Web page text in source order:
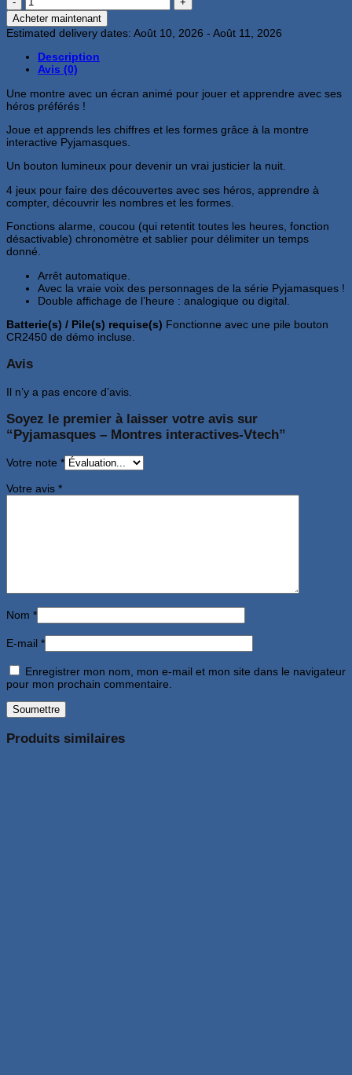
de
Pyjamasques
-
interactives-
Vtech
Acheter maintenant
Estimated delivery dates: Août 10, 2026 - Août 11, 2026
Description
Avis (0)
Une montre avec un écran animé pour jouer et apprendre avec ses
héros préférés !
Joue et apprends les chiffres et les formes grâce à la montre
interactive Pyjamasques.
Un bouton lumineux pour devenir un vrai justicier la nuit.
4 jeux pour faire des découvertes avec ses héros, apprendre à
compter, découvrir les nombres et les formes.
Fonctions alarme, coucou (qui retentit toutes les heures, fonction
désactivable) chronomètre et sablier pour délimiter un temps
donné.
Arrêt automatique.
Avec la vraie voix des personnages de la série Pyjamasques !
Double affichage de l’heure : analogique ou digital.
Batterie(s) / Pile(s) requise(s) Fonctionne avec une pile bouton
CR2450 de démo incluse.
Avis
Il n’y a pas encore d’avis.
Soyez le premier à laisser votre avis sur
“Pyjamasques – Montres interactives-Vtech”
Votre note *
Votre avis *
Nom *
E-mail *
Enregistrer mon nom, mon e-mail et mon site dans le navigateur
pour mon prochain commentaire.
Produits similaires